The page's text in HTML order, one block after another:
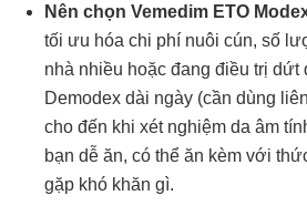
Nên chọn Vemedim ETO
tối ưu hóa chi phí nuôi cún, số
nhà nhiều hoặc đang điều trị dứt
Demodex dài ngày (cần dùng
cho đến khi xét nghiệm da âm
bạn dễ ăn, có thể ăn kèm với
gặp khó khăn gì.